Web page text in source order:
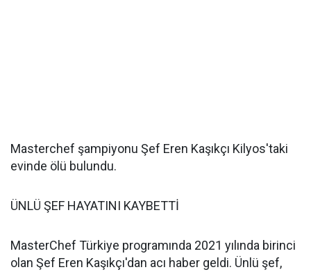
Masterchef şampiyonu Şef Eren Kaşıkçı Kilyos'taki
evinde ölü bulundu.
ÜNLÜ ŞEF HAYATINI KAYBETTİ
MasterChef Türkiye programında 2021 yılında birinci
olan Şef Eren Kaşıkçı'dan acı haber geldi. Ünlü şef,